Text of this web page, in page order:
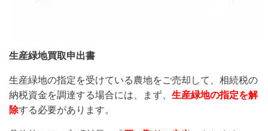
生産緑地買取申出書
生産緑地の指定を受けている農地をご売却して、相続税の
納税資金を調達する場合には、まず、 生産緑地の指定を解
除する必要があります。